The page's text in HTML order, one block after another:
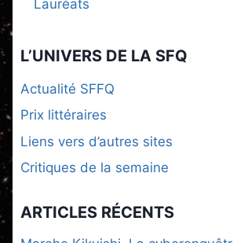
Lauréats
L’UNIVERS DE LA SFQ
Actualité SFFQ
Prix littéraires
Liens vers d’autres sites
Critiques de la semaine
ARTICLES RÉCENTS